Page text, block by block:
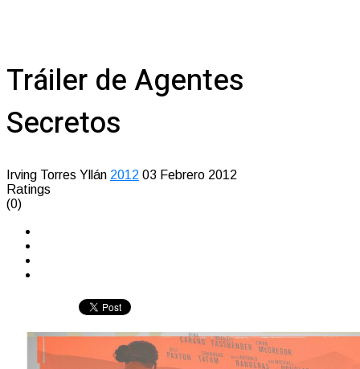
Tráiler de Agentes
Secretos
Irving Torres Yllán 2012 03 Febrero 2012
Ratings
(0)